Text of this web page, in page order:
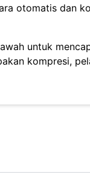
otomatis dan
untuk
kompresi,